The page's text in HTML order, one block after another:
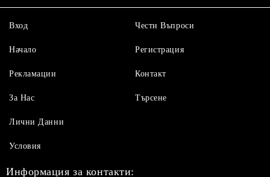
Вход
Начало
Рекламации
За Нас
Чести Въпроси
Регистрация
Контакт
Търсене
Лични Данни
Условия
Информация за контакти: